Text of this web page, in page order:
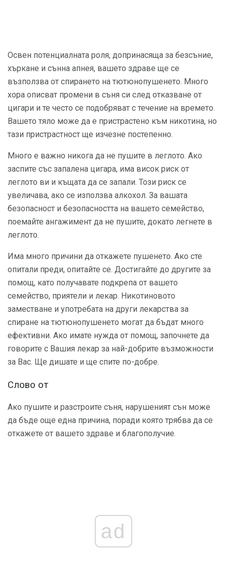
Освен потенциалната роля, допринасяща за безсъние,
хъркане и сънна апнея, вашето здраве ще се
възползва от спирането на тютюнопушенето. Много
хора описват промени в съня си след отказване от
цигари и те често се подобряват с течение на времето.
Вашето тяло може да е пристрастено към никотина, но
тази пристрастност ще изчезне постепенно.
Много е важно никога да не пушите в леглото. Ако
заспите със запалена цигара, има висок риск от
леглото ви и къщата да се запали. Този риск се
увеличава, ако се използва алкохол. За вашата
безопасност и безопасността на вашето семейство,
поемайте ангажимент да не пушите, докато легнете в
леглото.
Има много причини да откажете пушенето. Ако сте
опитали преди, опитайте се. Достигайте до другите за
помощ, като получавате подкрепа от вашето
семейство, приятели и лекар. Никотиновото
заместване и употребата на други лекарства за
спиране на тютюнопушенето могат да бъдат много
ефективни. Ако имате нужда от помощ, започнете да
говорите с Вашия лекар за най-добрите възможности
за Вас. Ще дишате и ще спите по-добре.
Слово от
Ако пушите и разстроите съня, нарушеният сън може
да бъде още една причина, поради която трябва да се
откажете от вашето здраве и благополучие.
ad